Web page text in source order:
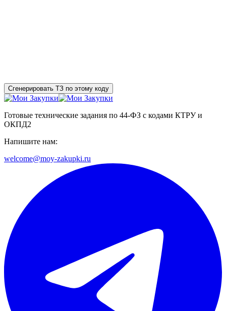
Сгенерировать ТЗ по этому коду
Готовые технические задания по 44-ФЗ с кодами КТРУ и
ОКПД2
Напишите нам:
welcome@moy-zakupki.ru